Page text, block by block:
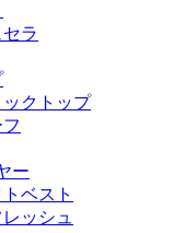
ラ
クトップ
ー
ベスト
ッシュ